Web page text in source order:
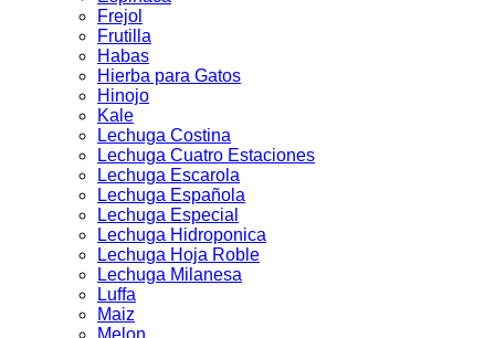
Frejol
Frutilla
Habas
Hierba para Gatos
Hinojo
Kale
Lechuga Costina
Lechuga Cuatro Estaciones
Lechuga Escarola
Lechuga Española
Lechuga Especial
Lechuga Hidroponica
Lechuga Hoja Roble
Lechuga Milanesa
Luffa
Maiz
Melon